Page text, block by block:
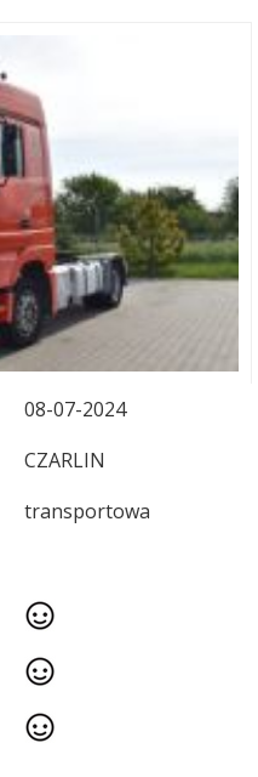
08-07-2024
CZARLIN
transportowa